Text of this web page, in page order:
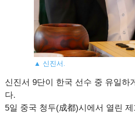
▲ 신진서.
신진서 9단이 한국 선수 중 유일하
다.
5일 중국 청두(成都)시에서 열린